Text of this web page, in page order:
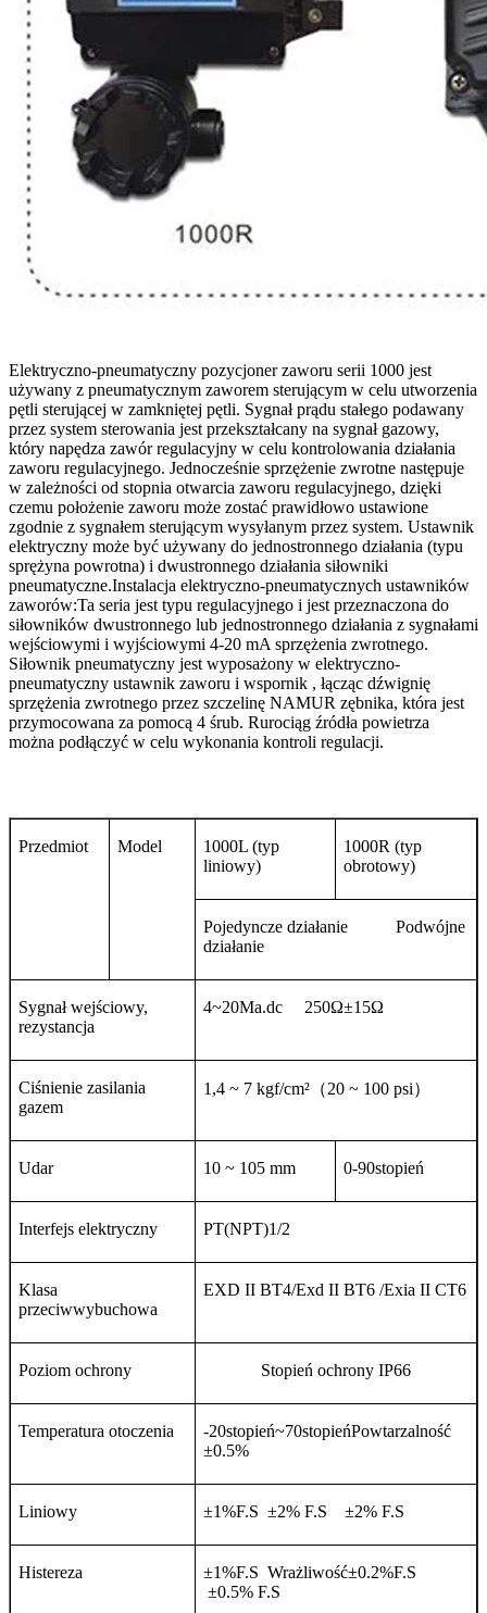
Elektryczno-pneumatyczny pozycjoner zaworu serii 1000 jest
używany z pneumatycznym zaworem sterującym w celu utworzenia
pętli sterującej w zamkniętej pętli. Sygnał prądu stałego podawany
przez system sterowania jest przekształcany na sygnał gazowy,
który napędza zawór regulacyjny w celu kontrolowania działania
zaworu regulacyjnego. Jednocześnie sprzężenie zwrotne następuje
w zależności od stopnia otwarcia zaworu regulacyjnego, dzięki
czemu położenie zaworu może zostać prawidłowo ustawione
zgodnie z sygnałem sterującym wysyłanym przez system. Ustawnik
elektryczny może być używany do jednostronnego działania (typu
sprężyna powrotna) i dwustronnego działania siłowniki
pneumatyczne.Instalacja elektryczno-pneumatycznych ustawników
zaworów:Ta seria jest typu regulacyjnego i jest przeznaczona do
siłowników dwustronnego lub jednostronnego działania z sygnałami
wejściowymi i wyjściowymi 4-20 mA sprzężenia zwrotnego.
Siłownik pneumatyczny jest wyposażony w elektryczno-
pneumatyczny ustawnik zaworu i wspornik , łącząc dźwignię
sprzężenia zwrotnego przez szczelinę NAMUR zębnika, która jest
przymocowana za pomocą 4 śrub. Rurociąg źródła powietrza
można podłączyć w celu wykonania kontroli regulacji.
Przedmiot Model
1000L (typ
liniowy)
1000R (typ
obrotowy)
Pojedyncze działanie
Podwójne
działanie
Sygnał wejściowy,
rezystancja
4~20Ma.dc 250Ω±15Ω
Ciśnienie zasilania
gazem
1,4 ~ 7 kgf/cm²（20 ~ 100 psi）
Udar 10 ~ 105 mm 0-90stopień
Interfejs elektryczny PT(NPT)1/2
Klasa
przeciwwybuchowa
EXD II BT4/Exd II BT6 /Exia II CT6
Poziom ochrony Stopień ochrony IP66
Temperatura otoczenia -20stopień~70stopieńPowtarzalność
±0.5%
Liniowy ±1%F.S ±2% F.S ±2% F.S
Histereza ±1%F.S Wrażliwość±0.2%F.S
±0.5% F.S